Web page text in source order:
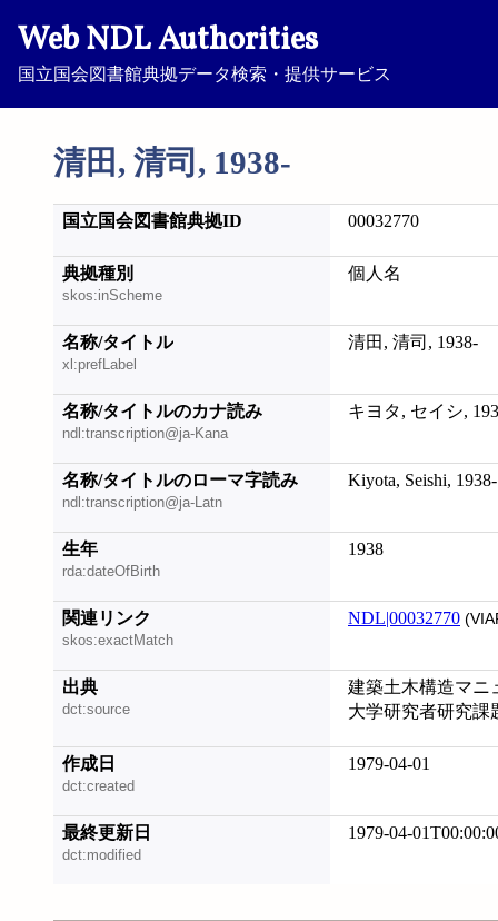
Web NDL Authorities
国立国会図書館典拠データ検索・提供サービス
清田, 清司, 1938-
国立国会図書館典拠ID 00032770
典拠種別
skos:inScheme
個人名
名称/タイトル
xl:prefLabel
清田, 清司, 1938-
名称/タイトルのカナ読み
ndl:transcription@ja-Kana
キヨタ, セイシ,
名称/タイトルのローマ字読み
ndl:transcription@ja-Latn
Kiyota, Seishi, 1938-
生年
rda:dateOfBirth
1938
関連リンク
skos:exactMatch
NDL|00032770
出典
dct:source
建築土木構造マニ
大学研究者研究課
作成日
dct:created
1979-04-01
最終更新日
dct:modified
1979-04-